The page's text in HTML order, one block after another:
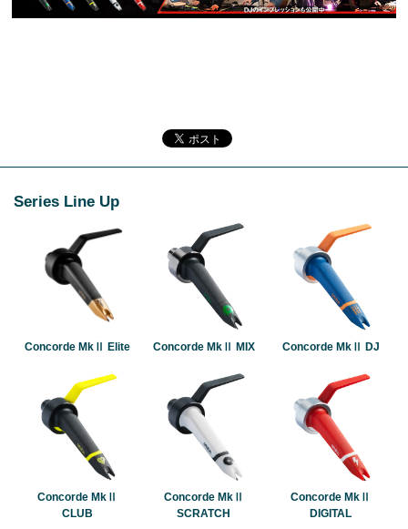
Series Line Up
Concorde MkⅡ Elite Concorde MkⅡ MIX Concorde MkⅡ DJ
Concorde MkⅡ
CLUB
Concorde MkⅡ
SCRATCH
Concorde MkⅡ
DIGITAL